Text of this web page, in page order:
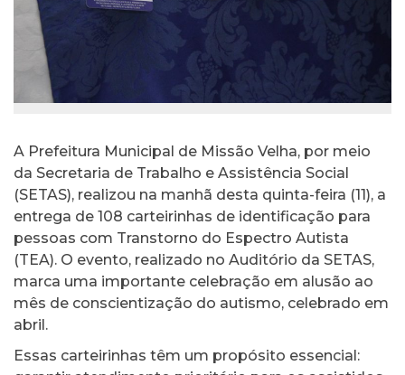
A Prefeitura Municipal de Missão Velha, por meio
da Secretaria de Trabalho e Assistência Social
(SETAS), realizou na manhã desta quinta-feira (11), a
entrega de 108 carteirinhas de identificação para
pessoas com Transtorno do Espectro Autista
(TEA). O evento, realizado no Auditório da SETAS,
marca uma importante celebração em alusão ao
mês de conscientização do autismo, celebrado em
abril.
Essas carteirinhas têm um propósito essencial: